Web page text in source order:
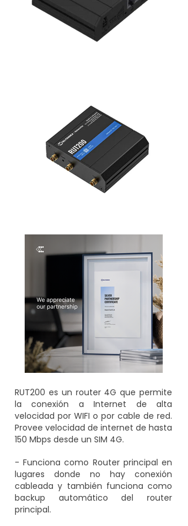
RUT200 es un router 4G que permite
la conexión a Internet de alta
velocidad por WIFI o por cable de red.
Provee velocidad de internet de hasta
150 Mbps desde un SIM 4G.
- Funciona como Router principal en
lugares donde no hay conexión
cableada y también funciona como
backup automático del router
principal.